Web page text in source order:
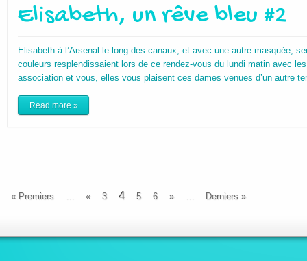
Elisabeth, un rêve bleu #2
Elisabeth à l’Arsenal le long des canaux, et avec une autre masquée,
couleurs resplendissaient lors de ce rendez-vous du lundi matin avec
association et vous, elles vous plaisent ces dames venues d’un autre
Read more »
« Premiers « 3 4 5 6 » Derniers »